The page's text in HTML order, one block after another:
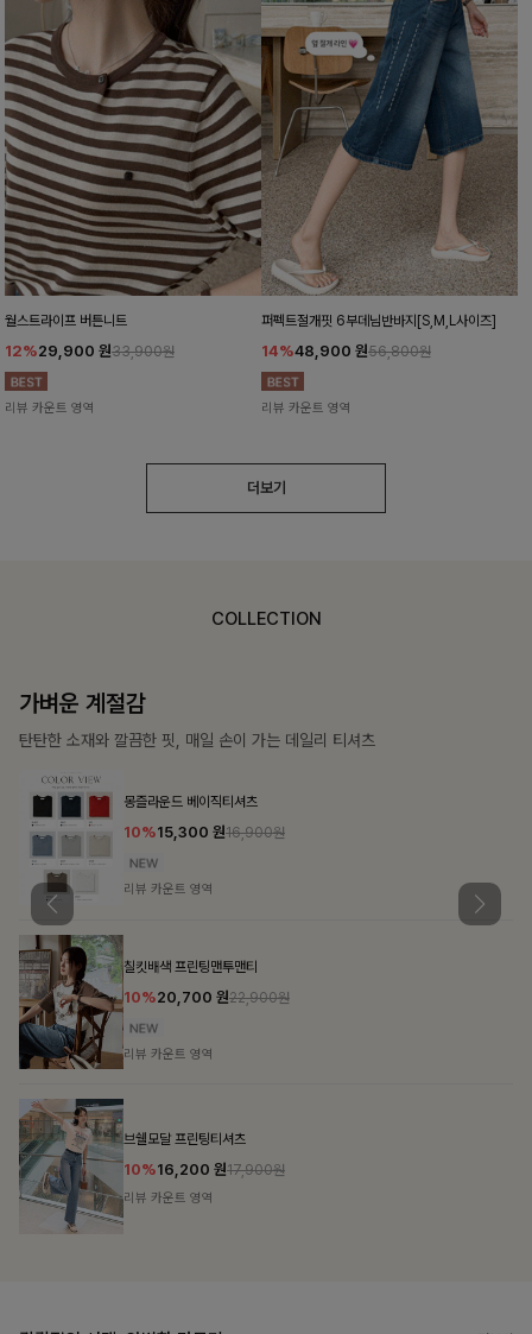
월스트라이프 버튼니트
12%29,900 원33,900원
리뷰 카운트 영역
퍼펙트절개핏 6부데님반바지[S,M,L사이즈]
14%48,900 원56,800원
리뷰 카운트 영역
더보기
COLLECTION
가장 쉬운 코디
특별한 날부터 일상까지 함께하는 룩
57,600
밴스트라이프 스트링원피스
25%35,100 원46,800원
리뷰 카운트 영역